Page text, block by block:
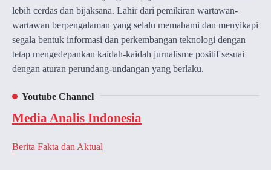
lebih cerdas dan bijaksana. Lahir dari pemikiran wartawan-
wartawan berpengalaman yang selalu memahami dan menyikapi
segala bentuk informasi dan perkembangan teknologi dengan
tetap mengedepankan kaidah-kaidah jurnalisme positif sesuai
dengan aturan perundang-undangan yang berlaku.
Youtube Channel
Media Analis Indonesia
Berita Fakta dan Aktual